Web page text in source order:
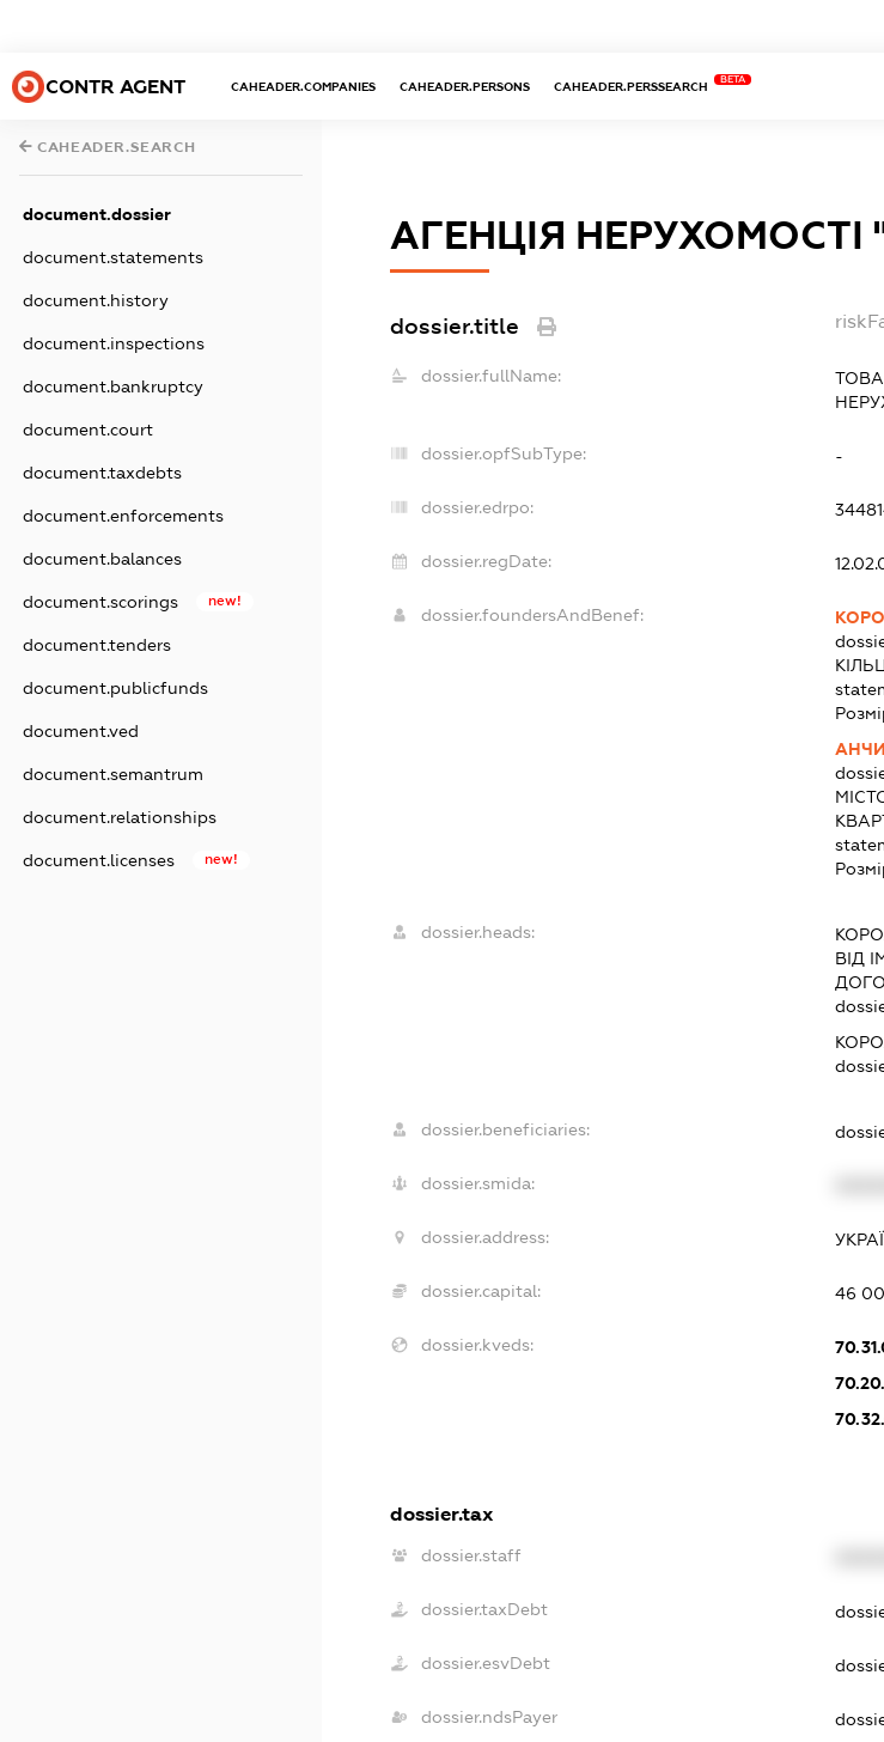
CONTR AGENT CAHEADER.COMPANIES CAHEADER.PERSONS CAHEADER.PERSSEARCH
BETA
CAHEADER.SEARCH
document.dossier
document.statements
document.history
document.inspections
document.bankruptcy
document.court
document.taxdebts
document.enforcements
document.balances
document.scorings new!
document.tenders
document.publicfunds
document.ved
document.semantrum
document.relationships
document.licenses new!
АГЕНЦІЯ
dossier.title
dossier.fullName:
dossier.opfSubType: -
dossier.edrpo:
dossier.regDate:
dossier.foundersAndBenef:
dossier.heads:
ВІД
dossier.beneficiaries:
dossier.smida:
dossier.address:
dossier.capital: 46
dossier.kveds:
dossier.tax
dossier.staff
dossier.taxDebt
dossier.esvDebt
dossier.ndsPayer